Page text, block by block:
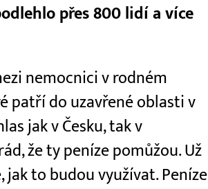
přes 800 lidí a více
nemocnici v rodném
patří do uzavřené oblasti v
jak v Česku, tak v
že ty peníze pomůžou. Už
to budou využívat. Peníze